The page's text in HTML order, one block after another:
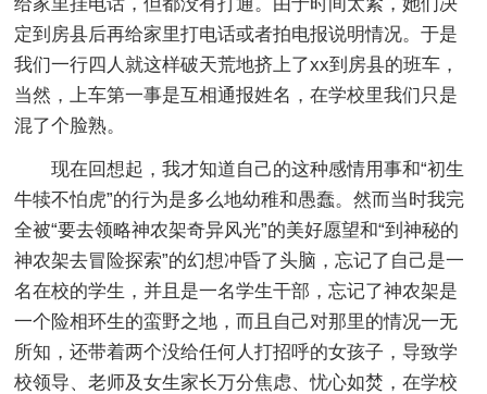
定到房县后再给家里打电话或者拍电报说明情况。于是
我们一行四人就这样破天荒地挤上了xx到房县的班车，
当然，上车第一事是互相通报姓名，在学校里我们只是
混了个脸熟。
现在回想起，我才知道自己的这种感情用事和“初生
牛犊不怕虎”的行为是多么地幼稚和愚蠢。然而当时我完
全被“要去领略神农架奇异风光”的美好愿望和“到神秘的
神农架去冒险探索”的幻想冲昏了头脑，忘记了自己是一
名在校的学生，并且是一名学生干部，忘记了神农架是
一个险相环生的蛮野之地，而且自己对那里的情况一无
所知，还带着两个没给任何人打招呼的女孩子，导致学
校领导、老师及女生家长万分焦虑、忧心如焚，在学校